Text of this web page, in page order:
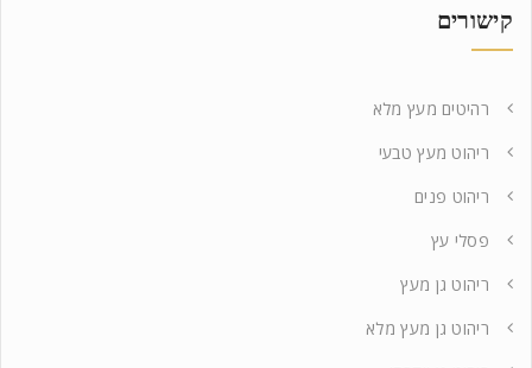
קישורים
רהיטים מעץ מלא
ריהוט מעץ טבעי
ריהוט פנים
פסלי עץ
ריהוט גן מעץ
ריהוט גן מעץ מלא